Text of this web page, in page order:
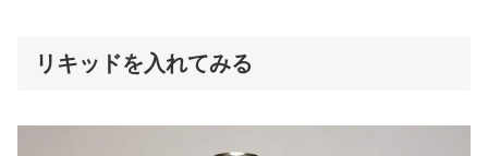
リキッドを入れてみる